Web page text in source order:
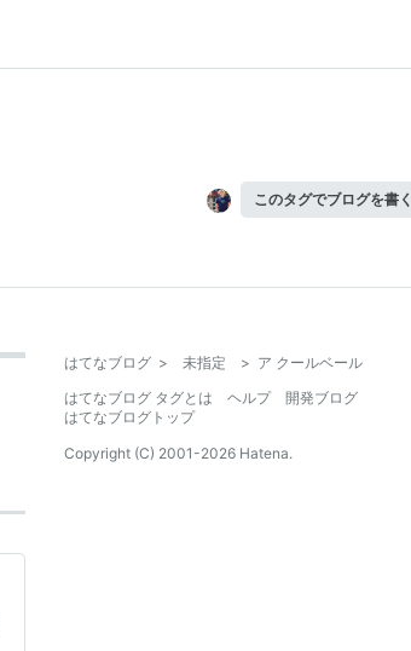
このタグでブログを書く
はてなブログ > 未指定 > ア クールベール
はてなブログ タグとは
ヘルプ
開発ブログ
はてなブログトップ
Copyright (C) 2001-2026 Hatena.